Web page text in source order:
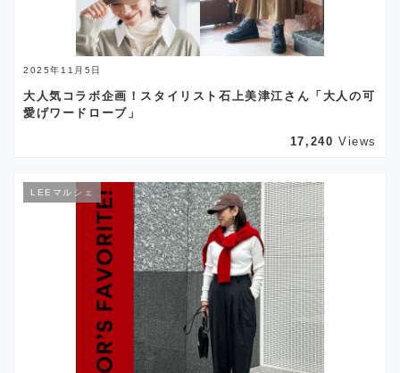
2025年11月5日
大人気コラボ企画！スタイリスト石上美津江さん「大人の可
愛げワードローブ」
17,240 Views
LEEマルシェ